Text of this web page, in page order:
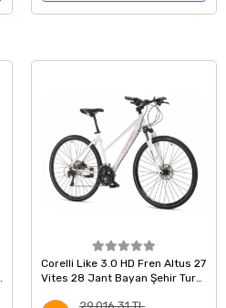
Corelli Like 3.0 HD Fren Altus 27
Vites 28 Jant Bayan Şehir Tur
29.016,31 TL